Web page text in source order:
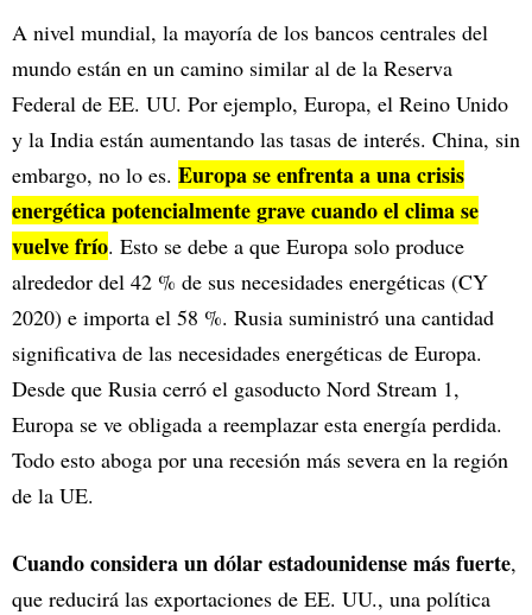
A nivel mundial, la mayoría de los bancos centrales del
mundo están en un camino similar al de la Reserva
Federal de EE. UU. Por ejemplo, Europa, el Reino Unido
y la India están aumentando las tasas de interés. China, sin
embargo, no lo es. Europa se enfrenta a una crisis
energética potencialmente grave cuando el clima se
vuelve frío. Esto se debe a que Europa solo produce
alrededor del 42 % de sus necesidades energéticas (CY
2020) e importa el 58 %. Rusia suministró una cantidad
significativa de las necesidades energéticas de Europa.
Desde que Rusia cerró el gasoducto Nord Stream 1,
Europa se ve obligada a reemplazar esta energía perdida.
Todo esto aboga por una recesión más severa en la región
de la UE.
Cuando considera un dólar estadounidense más fuerte,
que reducirá las exportaciones de EE. UU., una política